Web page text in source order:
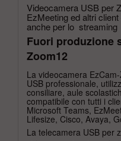
Videocamera USB per
EzMeeting ed altri
anche per lo streaming
Fuori produzione
Zoom12
La videocamera
USB professionale,
consiliare, aule
compatibile con tutti i
Microsoft Teams,
Lifesize, Cisco, Avaya,
La telecamera USB per